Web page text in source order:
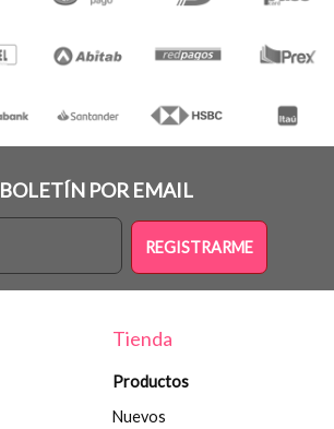
BOLETÍN POR EMAIL
REGISTRARME
Tienda
Productos
Nuevos